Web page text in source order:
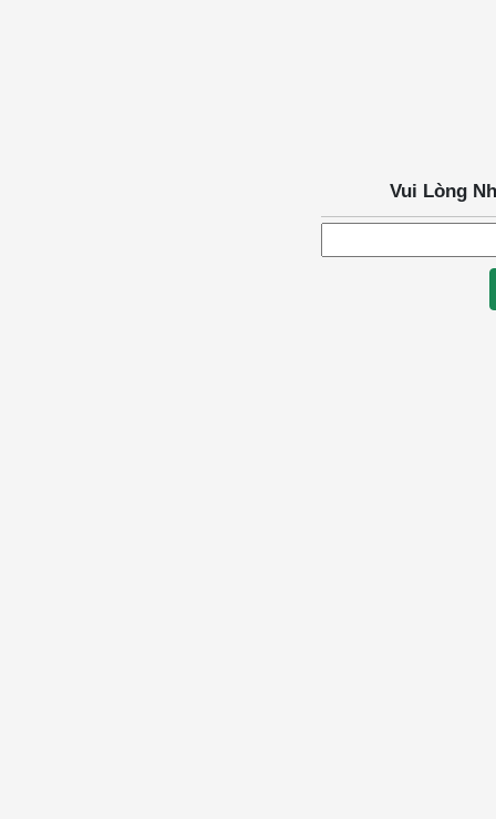
Vui Lòng